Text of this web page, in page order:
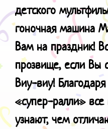
детского
гоночная машина
Вам на праздник!
прозвище, если Вы
Виу-виу!
«супер-ралли» все
узнают, чем